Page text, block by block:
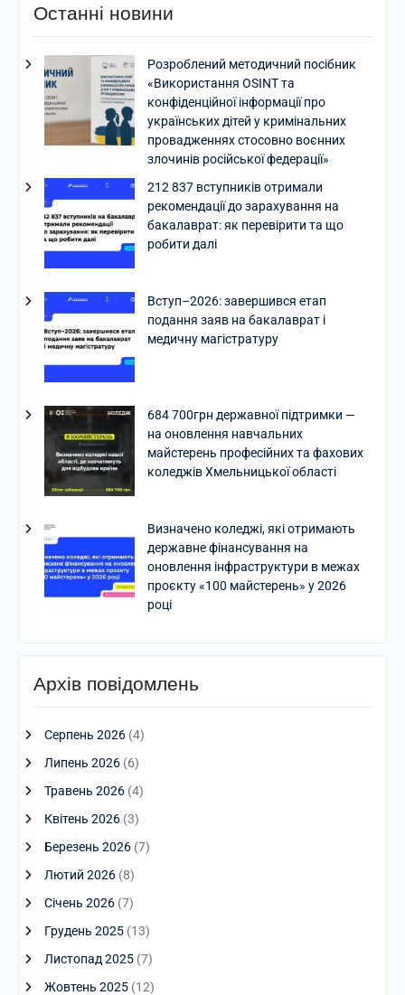
Останні новини
Розроблений методичний посібник
«Використання OSINT та
конфіденційної інформації про
українських дітей у кримінальних
провадженнях стосовно воєнних
злочинів російської федерації»
212 837 вступників отримали
рекомендації до зарахування на
бакалаврат: як перевірити та що
робити далі
Вступ–2026: завершився етап
подання заяв на бакалаврат і
медичну магістратуру
684 700грн державної підтримки —
на оновлення навчальних
майстерень професійних та фахових
коледжів Хмельницької області
Визначено коледжі, які отримають
державне фінансування на
оновлення інфраструктури в межах
проєкту «100 майстерень» у 2026
році
Архів повідомлень
Серпень 2026(4)
Липень 2026(6)
Травень 2026(4)
Квітень 2026(3)
Березень 2026(7)
Лютий 2026(8)
Січень 2026(7)
Грудень 2025(13)
Листопад 2025(7)
Жовтень 2025(12)